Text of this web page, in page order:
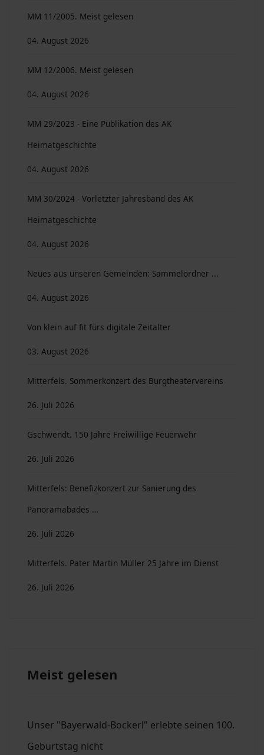
MM 11/2005. Meist gelesen
04. August 2026
MM 12/2006. Meist gelesen
04. August 2026
MM 29/2023 - Eine Publikation des AK
Heimatgeschichte
04. August 2026
MM 30/2024 - Vorletzter Jahresband des AK
Heimatgeschichte
04. August 2026
Neues aus unseren Gemeinden: Sammelordner ...
04. August 2026
Von klein auf fit fürs digitale Zeitalter
03. August 2026
Mitterfels. Sommerkonzert des Burgtheatervereins
26. Juli 2026
Gschwendt. 150 Jahre Freiwillige Feuerwehr
26. Juli 2026
Mitterfels: Benefizkonzert zur Sanierung des
Panoramabades …
26. Juli 2026
Mitterfels. Pater Martin Müller 25 Jahre im Dienst
26. Juli 2026
Meist gelesen
Unser "Bayerwald-Bockerl" erlebte seinen 100.
Geburtstag nicht